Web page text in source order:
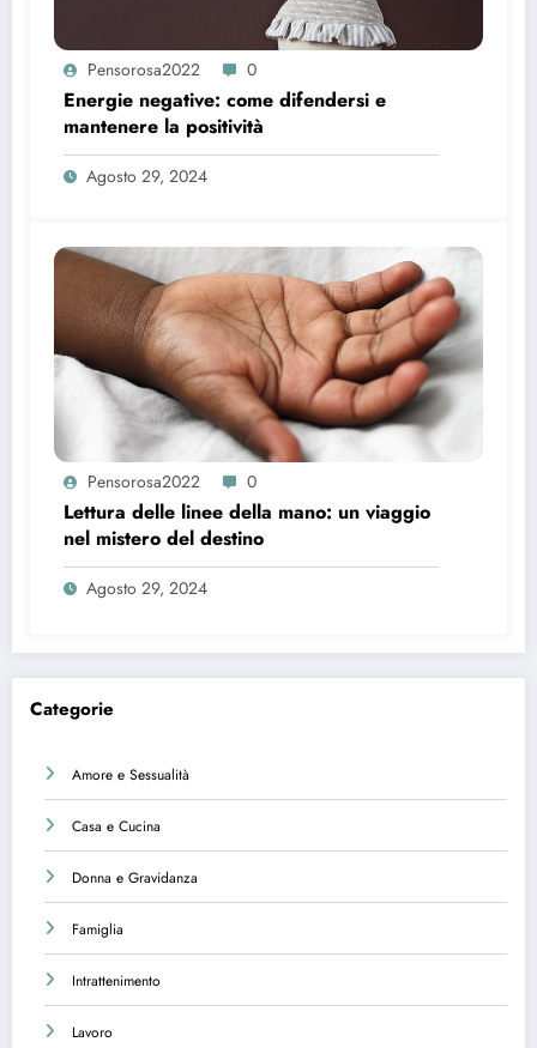
Pensorosa2022 0
Energie negative: come difendersi e
mantenere la positività
Agosto 29, 2024
Pensorosa2022 0
Lettura delle linee della mano: un viaggio
nel mistero del destino
Agosto 29, 2024
Categorie
Amore e Sessualità
Casa e Cucina
Donna e Gravidanza
Famiglia
Intrattenimento
Lavoro